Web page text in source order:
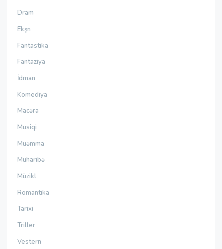
Dram
Ekşn
Fantastika
Fantaziya
İdman
Komediya
Macəra
Musiqi
Müəmma
Müharibə
Müzikl
Romantika
Tarixi
Triller
Vestern